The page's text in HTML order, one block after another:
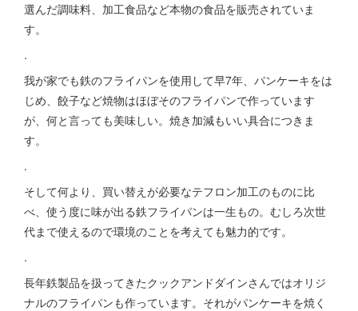
選んだ調味料、加工食品など本物の食品を販売されていま
す。
.
我が家でも鉄のフライパンを使用して早7年、パンケーキをは
じめ、餃子など焼物はほぼそのフライパンで作っています
が、何と言っても美味しい。焼き加減もいい具合につきま
す。
.
そして何より、買い替えが必要なテフロン加工のものに比
べ、使う度に味が出る鉄フライパンは一生もの。むしろ次世
代まで使えるので環境のことを考えても魅力的です。
.
長年鉄製品を扱ってきたクックアンドダインさんではオリジ
ナルのフライパンも作っています。それがパンケーキを焼く